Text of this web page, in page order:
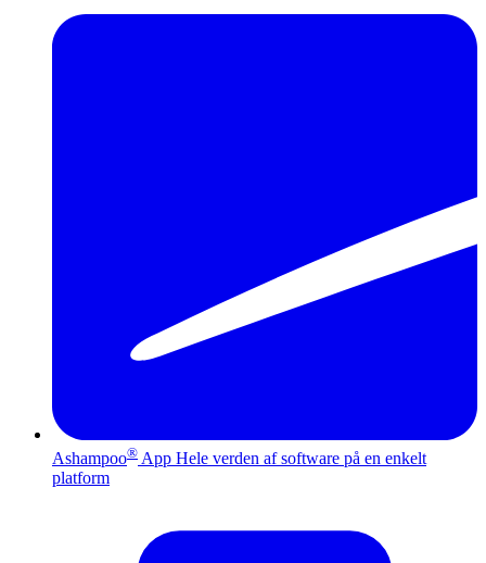
Ashampoo® App Hele verden af software på en enkelt
platform